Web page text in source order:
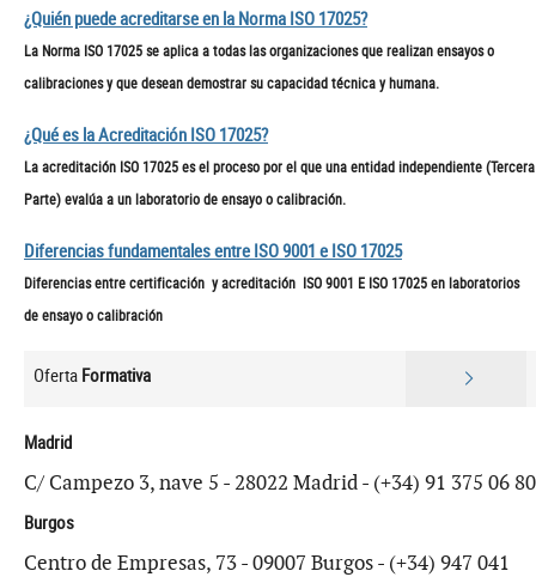
¿Quién puede acreditarse en la Norma ISO 17025?
La Norma ISO 17025 se aplica a todas las organizaciones que realizan ensayos o
calibraciones y que desean demostrar su capacidad técnica y humana.
¿Qué es la Acreditación ISO 17025?
La acreditación ISO 17025 es el proceso por el que una entidad independiente (Tercera
Parte) evalúa a un laboratorio de ensayo o calibración.
Diferencias fundamentales entre ISO 9001 e ISO 17025
Diferencias entre certificación y acreditación ISO 9001 E ISO 17025 en laboratorios
de ensayo o calibración
Oferta Formativa
Madrid
C/ Campezo 3, nave 5 - 28022 Madrid - (+34) 91 375 06 80
Burgos
Centro de Empresas, 73 - 09007 Burgos - (+34) 947 041